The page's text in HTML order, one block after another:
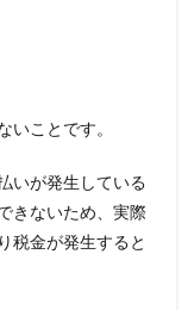
いことです。
いが発生している
きないため、実際
税金が発生すると